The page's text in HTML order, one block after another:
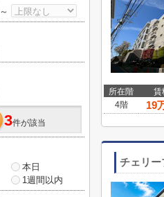
所在階 賃
4階
19
チェリー
～
3件が該当
本日
1週間以内